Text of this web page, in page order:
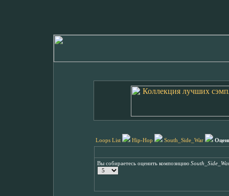
Loops List Hip-Hop South_Side_War
Вы собираетесь оценить композицию